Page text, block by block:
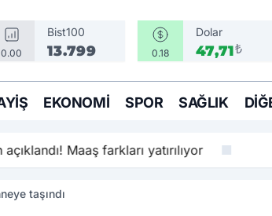
0.00
Bist100
13.799 0.18
Dolar
47,71₺
EKONOMI SPOR SAĞLIK
Maaş farkları yatırılıyor
taşındı